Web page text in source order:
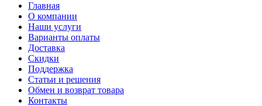
Главная
О компании
Наши услуги
Варианты оплаты
Доставка
Скидки
Поддержка
Статьи и решения
Обмен и возврат товара
Контакты